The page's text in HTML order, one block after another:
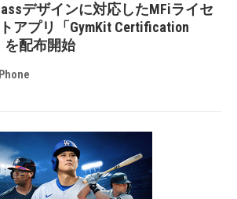
デザインに対応したMFiライセ
アプリ「GymKit Certification
を配布開始